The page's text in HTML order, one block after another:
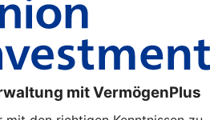
mit VermögenPlus